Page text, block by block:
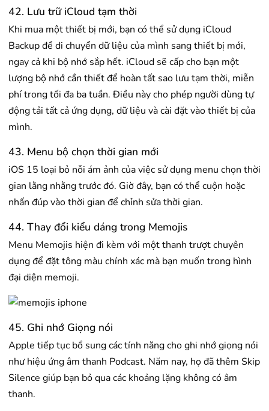
42. Lưu trữ iCloud tạm thời
Khi mua một thiết bị mới, bạn có thể sử dụng iCloud
Backup để di chuyển dữ liệu của mình sang thiết bị mới,
ngay cả khi bộ nhớ sắp hết. iCloud sẽ cấp cho bạn một
lượng bộ nhớ cần thiết để hoàn tất sao lưu tạm thời, miễn
phí trong tối đa ba tuần. Điều này cho phép người dùng tự
động tải tất cả ứng dụng, dữ liệu và cài đặt vào thiết bị của
mình.
43. Menu bộ chọn thời gian mới
iOS 15 loại bỏ nỗi ám ảnh của việc sử dụng menu chọn thời
gian lằng nhằng trước đó. Giờ đây, bạn có thể cuộn hoặc
nhấn đúp vào thời gian để chỉnh sửa thời gian.
44. Thay đổi kiểu dáng trong Memojis
Menu Memojis hiện đi kèm với một thanh trượt chuyên
dụng để đặt tông màu chính xác mà bạn muốn trong hình
đại diện memoji.
45. ​​Ghi nhớ Giọng nói
Apple tiếp tục bổ sung các tính năng cho ghi nhớ giọng nói
như hiệu ứng âm thanh Podcast. Năm nay, họ đã thêm Skip
Silence giúp bạn bỏ qua các khoảng lặng không có âm
thanh.